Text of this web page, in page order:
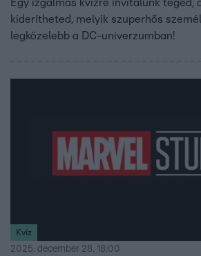
Egy izgalmas kvízre invitálunk téged,
kiderítheted, melyik szuperhős
legközelebb a DC-univerzumban!
Kvíz
2025. december 28. 18:00